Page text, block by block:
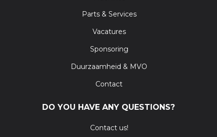
Parts & Services
Vacatures
Sponsoring
Duurzaamheid & MVO
Contact
DO YOU HAVE ANY QUESTIONS?
Contact us!